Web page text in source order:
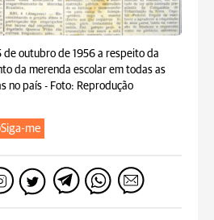
outubro de 1956 a respeito da
da merenda escolar em todas as
no país - Foto: Reprodução
me